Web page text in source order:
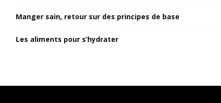
Manger sain, retour sur des principes de base
Les aliments pour s’hydrater